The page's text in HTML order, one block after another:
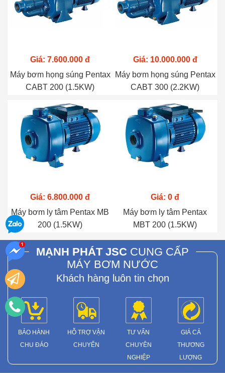
Giá: 7.600.000 đ
Máy bơm họng súng Pentax
CABT 200 (1.5KW)
Giá: 10.000.000 đ
Máy bơm họng súng Pentax
CABT 300 (2.2KW)
Giá: 6.800.000 đ
Máy bơm ly tâm Pentax MB
200 (1.5KW)
Giá: 0 đ
Máy bơm ly tâm Pentax
MBT 200 (1.5KW)
MẠNH PHÁT JSC CUNG CẤP
MÁY BƠM NƯỚC
Khách hàng luôn tin chọn
BẢO HÀNH
CHU ĐÁO
HỖ TRỢ VẬN
CHUYỂN
TƯ VẤN
CHUYÊN
NGHIỆP
GIÁ CẢ
THƯƠNG
LƯỢNG